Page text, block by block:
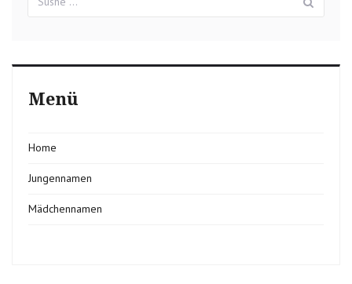
für:
Menü
Home
Jungennamen
Mädchennamen